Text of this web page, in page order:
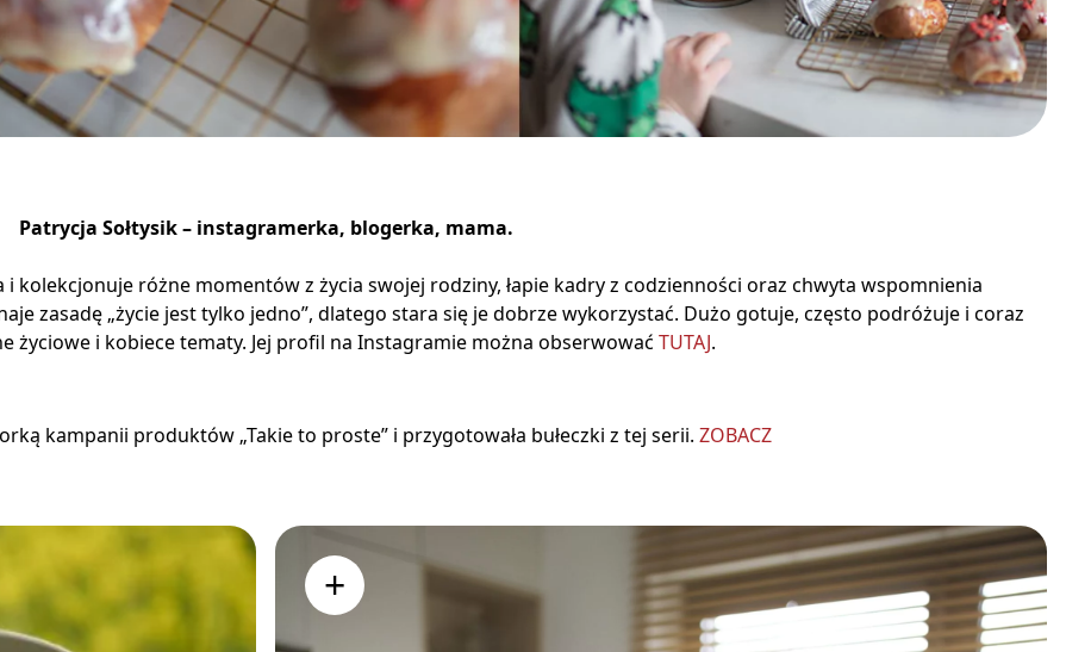
Patrycja Sołtysik – instagramerka, blogerka, mama.
kolekcjonuje różne momentów z życia swojej rodziny, łapie kadry z codzienności oraz chwyta wspomnienia
zasadę „życie jest tylko jedno”, dlatego stara się je dobrze wykorzystać. Dużo gotuje, często podróżuje i coraz
życiowe i kobiece tematy. Jej profil na Instagramie można obserwować TUTAJ.
kampanii produktów „Takie to proste” i przygotowała bułeczki z tej serii. ZOBACZ
+